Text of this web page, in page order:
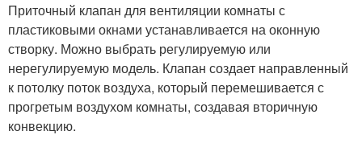
Приточный клапан для вентиляции комнаты с
пластиковыми окнами устанавливается на оконную
створку. Можно выбрать регулируемую или
нерегулируемую модель. Клапан создает направленный
к потолку поток воздуха, который перемешивается с
прогретым воздухом комнаты, создавая вторичную
конвекцию.